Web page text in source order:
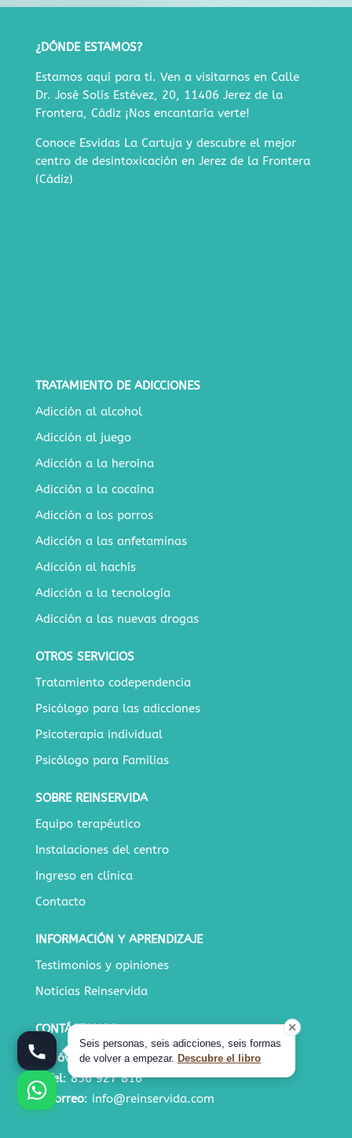
¿DÓNDE ESTAMOS?
Estamos aquí para ti. Ven a visitarnos en Calle
Dr. José Solís Estévez, 20, 11406 Jerez de la
Frontera, Cádiz¡Nos encantaría verte!
Conoce Esvidas La Cartuja y descubre el mejor
centro de desintoxicación en Jerez de la Frontera
(Cádiz)
TRATAMIENTO DE ADICCIONES
Adicción al alcohol
Adicción al juego
Adicción a la heroína
Adicción a la cocaína
Adicción a los porros
Adicción a las anfetaminas
Adicción al hachís
Adicción a la tecnología
Adicción a las nuevas drogas
OTROS SERVICIOS
Tratamiento codependencia
Psicólogo para las adicciones
Psicoterapia individual
Psicólogo para Familias
SOBRE REINSERVIDA
Equipo terapéutico
Instalaciones del centro
Ingreso en clínica
Contacto
INFORMACIÓN Y APRENDIZAJE
Testimonios y opiniones
Noticias Reinservida
CONTÁCTANOS
Móvil :644 18 64 64
Tel: 856 927 816
Correo: info@reinservida.com
Seis personas, seis adicciones, seis formas
de volver a empezar. Descubre el libro